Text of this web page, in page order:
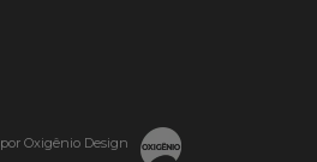
Oxigênio Design